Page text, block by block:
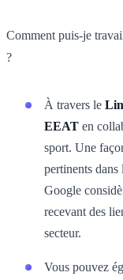
Comment puis-je
?
À travers le
EEAT en
sport. Une
pertinents dans
Google
recevant des
secteur.
Vous pouvez